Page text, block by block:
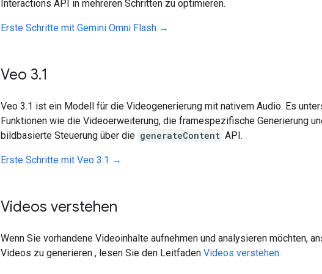
Interactions API in mehreren Schritten zu optimieren.
Erste Schritte mit Gemini Omni Flash →
Veo 3.1
Veo 3.1 ist ein Modell für die Videogenerierung mit nativem Audio. Es
Funktionen wie die Videoerweiterung, die framespezifische Generierung
bildbasierte Steuerung über die generateContent API.
Erste Schritte mit Veo 3.1 →
Videos verstehen
Wenn Sie vorhandene Videoinhalte aufnehmen und analysieren möchten,
Videos zu generieren , lesen Sie den Leitfaden Videos verstehen.